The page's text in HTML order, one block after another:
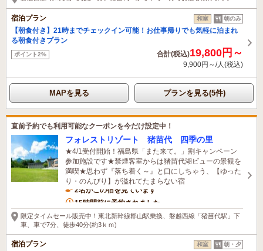
宿泊プラン 和室 朝のみ
【朝食付き】21時までチェックイン可能！お仕事帰りでも気軽に泊まれ
る朝食付きプラン
ポイント2% 合計(税込)19,800円～
9,900円～/人(税込)
MAPを見る プランを見る(5件)
直前予約でも利用可能なクーポンを今だけ設定中！
フォレストリゾート 猪苗代 四季の里
★4/1受付開始！福島県「また来て。」割キャンペーン
参加施設です★禁煙客室からは猪苗代湖ビューの景観を
満喫★思わず『落ち着く～』と口にしちゃう、【ゆった
り・のんびり】が溢れてたまらない宿
2名がこの宿を見ています
15時間前に予約されました
限定タイムセール販売中！東北新幹線郡山駅乗換、磐越西線「猪苗代駅」下
車、車で7分、徒歩40分(約3ｋｍ)
宿泊プラン 和室 朝・夕